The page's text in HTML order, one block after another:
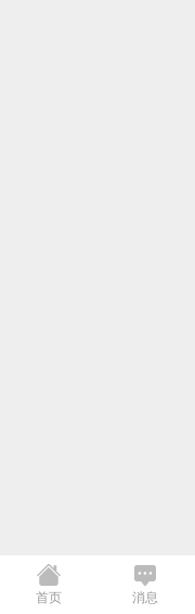
首页 消息